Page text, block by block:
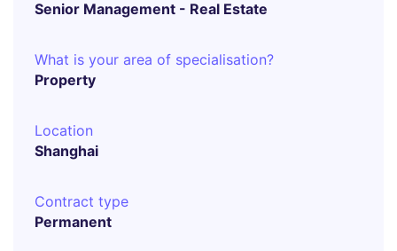
Senior Management - Real Estate
What is your area of specialisation?
Property
Location
Shanghai
Contract type
Permanent